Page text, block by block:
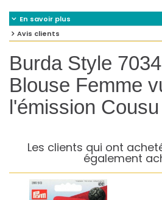
En savoir plus
Avis clients
Burda Style
Blouse Femme
l'émission
Les clients qui ont
également